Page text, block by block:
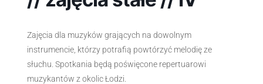
Zajęcia dla muzyków grających na dowolnym
instrumencie, którzy potrafią powtórzyć melodię ze
słuchu. Spotkania będą poświęcone repertuarowi
muzykantów z okolic Łodzi.